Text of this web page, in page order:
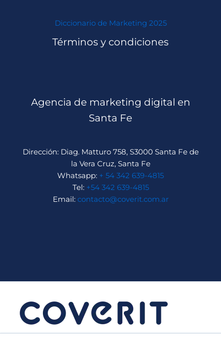
Diccionario de Marketing 2025
Términos y condiciones
Agencia de marketing digital en
Santa Fe
Dirección: Diag. Matturo 758, S3000 Santa Fe de
la Vera Cruz, Santa Fe
Whatsapp: + 54 342 639-4815
Tel: +54 342 639-4815
Email: contacto@coverit.com.ar